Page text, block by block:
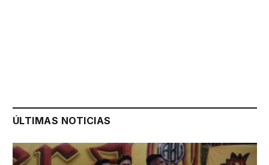
ÚLTIMAS NOTICIAS